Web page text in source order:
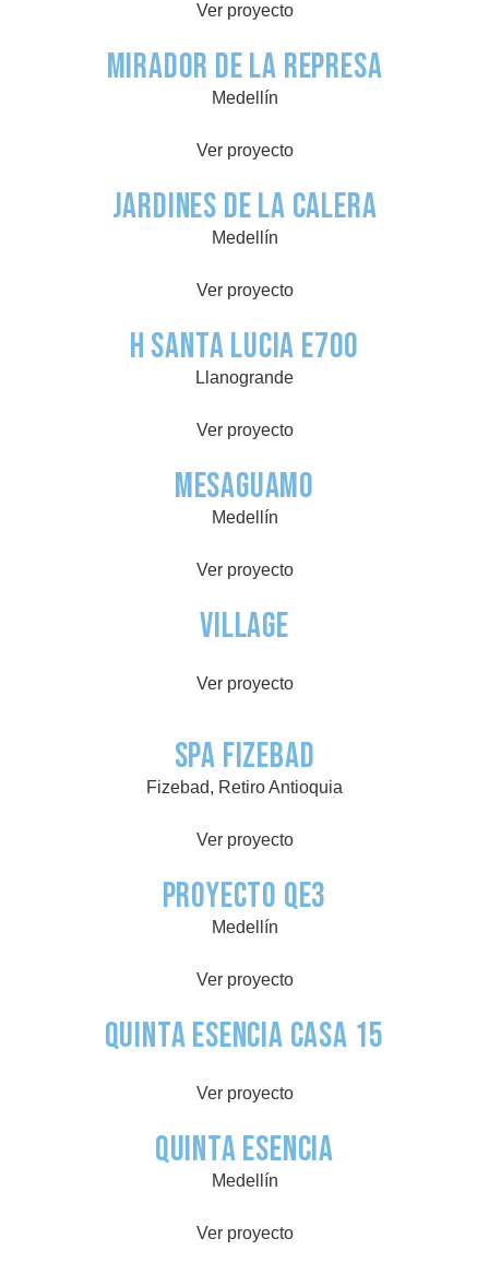
Ver proyecto
Mirador de la Represa
Medellín
Ver proyecto
Jardines de La Calera
Medellín
Ver proyecto
H Santa Lucia E700
Llanogrande
Ver proyecto
Mesaguamo
Medellín
Ver proyecto
village
Ver proyecto
Spa Fizebad
Fizebad, Retiro Antioquia
Ver proyecto
Proyecto QE3
Medellín
Ver proyecto
Quinta Esencia Casa 15
Ver proyecto
Quinta Esencia
Medellín
Ver proyecto